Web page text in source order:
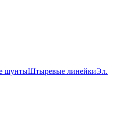
шунтыШтыревые линейкиЭл.